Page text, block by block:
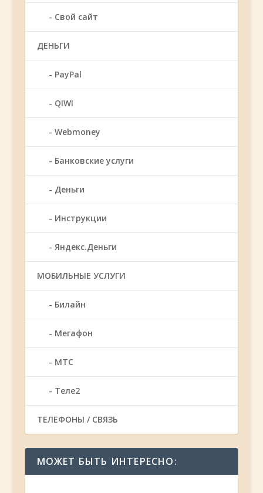
Свой сайт
ДЕНЬГИ
PayPal
QIWI
Webmoney
Банковские услуги
Деньги
Инструкции
Яндекс.Деньги
МОБИЛЬНЫЕ УСЛУГИ
Билайн
Мегафон
МТС
Теле2
ТЕЛЕФОНЫ / СВЯЗЬ
МОЖЕТ БЫТЬ ИНТЕРЕСНО: